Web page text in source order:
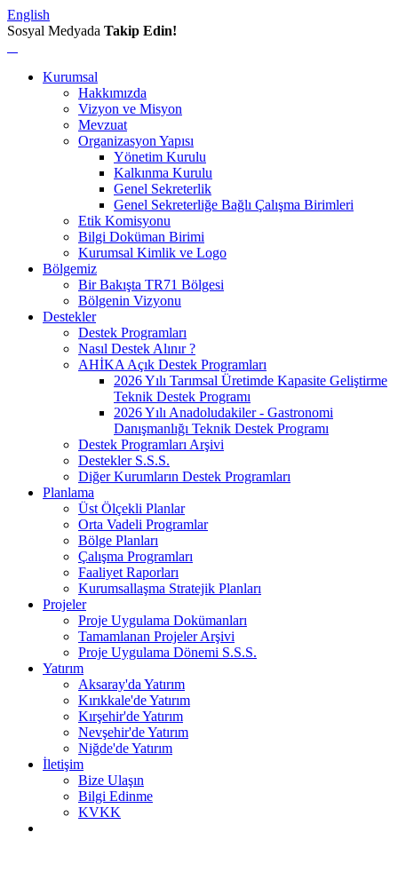
English
Sosyal Medyada Takip Edin!
Kurumsal
Hakkımızda
Vizyon ve Misyon
Mevzuat
Organizasyon Yapısı
Yönetim Kurulu
Kalkınma Kurulu
Genel Sekreterlik
Genel Sekreterliğe Bağlı Çalışma Birimleri
Etik Komisyonu
Bilgi Doküman Birimi
Kurumsal Kimlik ve Logo
Bölgemiz
Bir Bakışta TR71 Bölgesi
Bölgenin Vizyonu
Destekler
Destek Programları
Nasıl Destek Alınır ?
AHİKA Açık Destek Programları
2026 Yılı Tarımsal Üretimde Kapasite Geliştirme
Teknik Destek Programı
2026 Yılı Anadoludakiler - Gastronomi
Danışmanlığı Teknik Destek Programı
Destek Programları Arşivi
Destekler S.S.S.
Diğer Kurumların Destek Programları
Planlama
Üst Ölçekli Planlar
Orta Vadeli Programlar
Bölge Planları
Çalışma Programları
Faaliyet Raporları
Kurumsallaşma Stratejik Planları
Projeler
Proje Uygulama Dokümanları
Tamamlanan Projeler Arşivi
Proje Uygulama Dönemi S.S.S.
Yatırım
Aksaray'da Yatırım
Kırıkkale'de Yatırım
Kırşehir'de Yatırım
Nevşehir'de Yatırım
Niğde'de Yatırım
İletişim
Bize Ulaşın
Bilgi Edinme
KVKK